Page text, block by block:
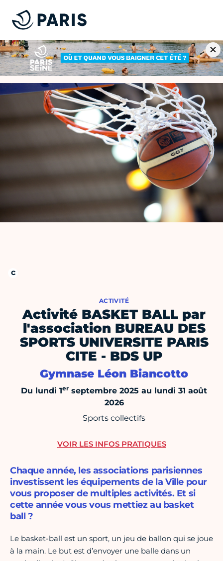
ACTIVITÉ
Activité BASKET BALL par
l'association BUREAU DES
SPORTS UNIVERSITE PARIS
CITE - BDS UP
Gymnase Léon Biancotto
Du lundi 1er septembre 2025 au lundi 31 août
2026
Sports collectifs
Chaque année, les associations parisiennes
investissent les équipements de la Ville pour
vous proposer de multiples activités. Et si
cette année vous vous mettiez au basket
ball ?
Le basket-ball est un sport, un jeu de ballon qui se joue
à la main. Le but est d’envoyer une balle dans un
VOIR LES INFOS PRATIQUES